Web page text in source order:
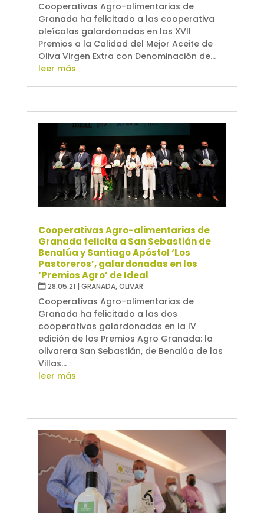
Cooperativas Agro-alimentarias de
Granada ha felicitado a las cooperativa
oleícolas galardonadas en los XVII
Premios a la Calidad del Mejor Aceite de
Oliva Virgen Extra con Denominación de...
leer más
Cooperativas Agro-alimentarias de
Granada felicita a San Sebastián de
Benalúa y Santiago Apóstol ‘Los
Pastoreros’, galardonadas en los
‘Premios Agro’ de Ideal
28.05.21 | GRANADA,OLIVAR
Cooperativas Agro-alimentarias de
Granada ha felicitado a las dos
cooperativas galardonadas en la IV
edición de los Premios Agro Granada: la
olivarera San Sebastián, de Benalúa de las
Villas...
leer más